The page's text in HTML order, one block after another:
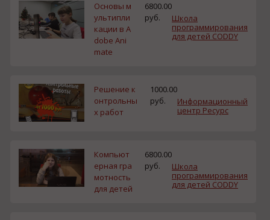
Основы м
ультипли
кации в A
dobe Ani
mate
6800.00
руб.
Школа
программирования
для детей CODDY
Решение к
онтрольны
х работ
1000.00
руб.
Информационный
центр Ресурс
Компьют
ерная гра
мотность
для детей
6800.00
руб.
Школа
программирования
для детей CODDY